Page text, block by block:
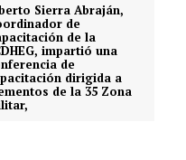
Sierra Abraján,
de
de la
impartió una
de
dirigida a
de la 35 Zona